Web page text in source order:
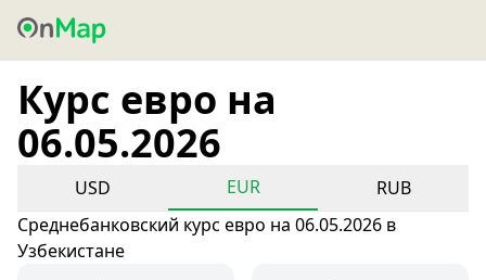
Курс евро на
06.05.2026
USD EUR
RUB
Среднебанковский курс евро на 06.05.2026 в
Узбекистане